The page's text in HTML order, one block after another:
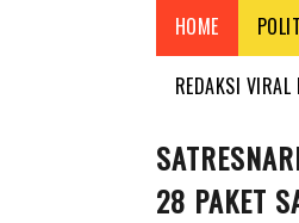
HOME
REDAKSI VIRAL
28 PAKET